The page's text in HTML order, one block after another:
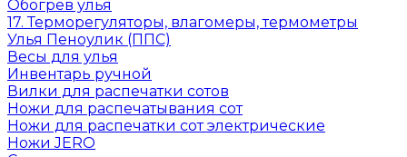
Обогрев улья
17. Терморегуляторы, влагомеры, термометры
Улья Пеноулик (ППС)
Весы для улья
Инвентарь ручной
Вилки для распечатки сотов
Ножи для распечатывания сот
Ножи для распечатки сот электрические
Ножи JERO